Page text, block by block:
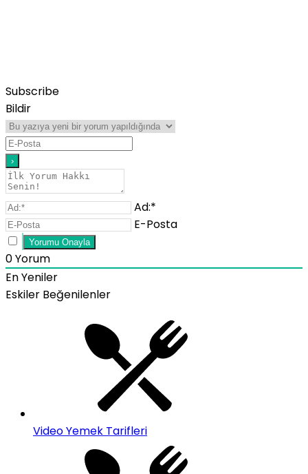
Subscribe
Bildir
Ad:*
E-Posta
0Yorum
En Yeniler
Eskiler Beğenilenler
Video Yemek Tarifleri